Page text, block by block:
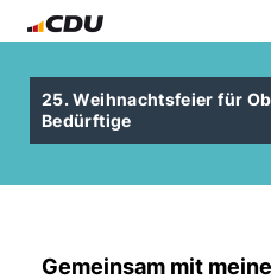
25. Weihnachtsfeier für
Bedürftige
Gemeinsam mit